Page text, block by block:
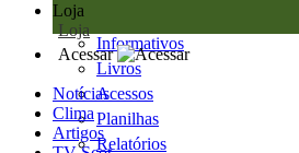
Loja
Loja
Informativos
Livros
Acessos
Planilhas
Relatórios
Acessar
Notícias
Clima
Artigos